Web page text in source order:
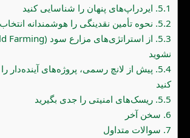
5.1. ایردراپ‌های پنهان را شناسایی کنید
5.2. نحوه تأمین نقدینگی را هوشمندانه
5.3.
نشوید
5.4. پیش از لانچ رسمی، پروژه‌های آینده‌دار
کنید
5.5. ریسک‌های امنیتی را جدی بگیرید
6. سخن آخر
7. سوالات متداول